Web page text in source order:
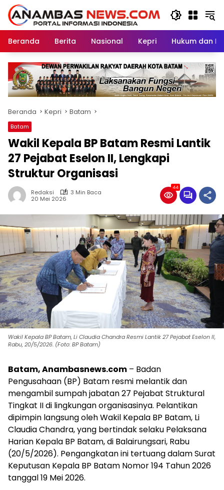
Langsung
konten
Beranda
Berita Nasional Kepri Hukum dan
Beranda Kepri Batam
Batam
Wakil Kepala BP Batam Resmi Lantik
27 Pejabat Eselon II, Lengkapi
Struktur Organisasi
Redaksi
3 Min Baca
20 Mei 2026
44
Wakil Kepala BP Batam, Li Claudia Chandra Resmi Lantik 27 Pejabat Eselon II,
Rabu, 20/5/2026. (Foto: BP Batam)
Batam, Anambasnews.com – Badan
Pengusahaan (BP) Batam resmi melantik dan
mengambil sumpah jabatan 27 Pejabat Struktural
Tingkat II di lingkungan organisasinya. Pelantikan
dipimpin langsung oleh Wakil Kepala BP Batam, Li
Claudia Chandra, yang bertindak selaku Pelaksana
Harian Kepala BP Batam, di Balairungsari, Rabu
(20/5/2026). Pengangkatan ini tertuang dalam Surat
Keputusan Kepala BP Batam Nomor 194 Tahun 2026
tanggal 19 Mei 2026.